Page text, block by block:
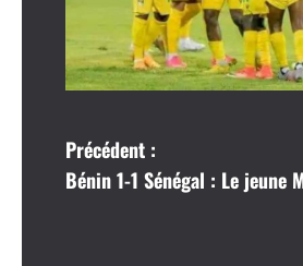
N
a
Précédent :
Bénin 1-1 Sénégal : Le jeune